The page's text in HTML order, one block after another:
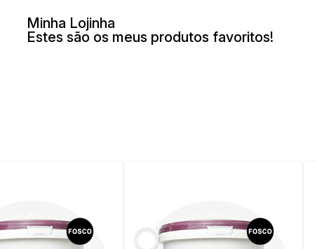
Minha Lojinha
Estes são os meus produtos favoritos!